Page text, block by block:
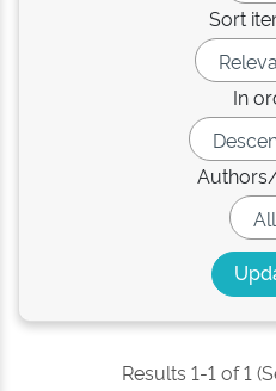
Sort
In
Results 1-1 of 1